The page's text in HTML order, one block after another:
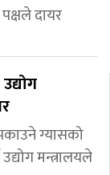
दायर
ग्यासको
मन्त्रालयले